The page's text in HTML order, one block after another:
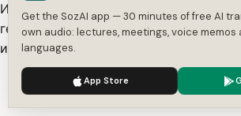
Изначально у нас решение долго-долго
генерировалось, а потом ещё дольше
имплементировали.
16:56
Speaker A
Ну, написать код, потестировать,
We use cookies to enhance your experience.
Get the SozAI app — 30 minutes of free AI
own audio: lectures, meetings, voice memos
languages.
App Store